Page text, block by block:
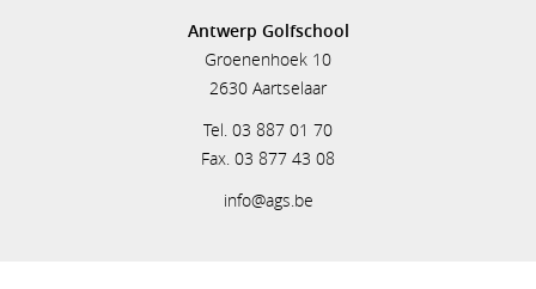
Antwerp Golfschool
Groenenhoek 10
2630 Aartselaar
Tel. 03 887 01 70
Fax. 03 877 43 08
info@ags.be